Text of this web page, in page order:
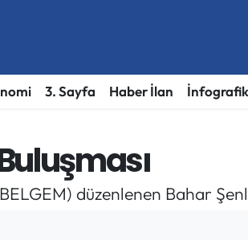
3. Sayfa Haber İlan İnfografik
düzenlenen Bahar